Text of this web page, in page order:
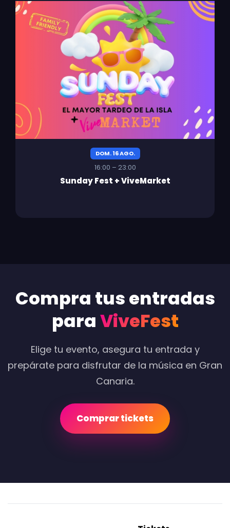
DOM. 16 AGO.
16:00 – 23:00
Sunday Fest + ViveMarket
Compra tus entradas
paraViveFest
Elige tu evento, asegura tu entrada y
prepárate para disfrutar de la música en Gran
Canaria.
Comprar tickets